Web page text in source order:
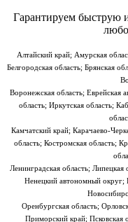
Гарантируем быструю
Алтайский край; Амурская
Белгородская область; Брянская
Воронежская область; Еврейская
область; Иркутская область;
Камчатский край; Карачаево-
область; Костромская область;
Ленинградская область;
Ненецкий автономный округ;
Оренбургская область;
Приморский край; Псковская